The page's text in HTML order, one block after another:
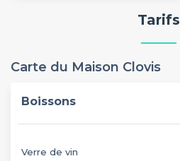
Tarifs
Carte du Maison Clovis
Boissons
Verre de vin